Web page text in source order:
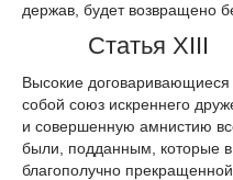
держав, будет возвращено
Статья XIII
Высокие
собой союз искреннего
и совершенную амнистию
были, подданным, которые
благополучно